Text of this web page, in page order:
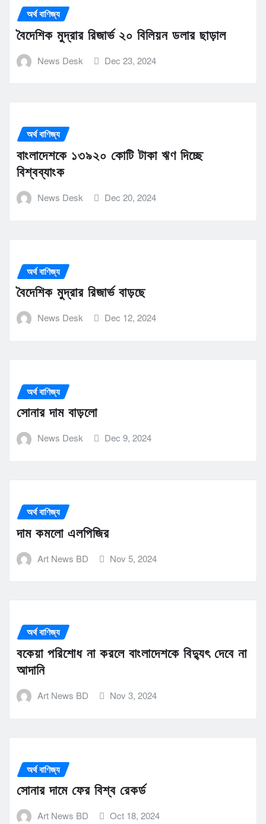
অর্থ বাণিজ্য
বৈদেশিক মুদ্রার রিজার্ভ ২০ বিলিয়ন ডলার ছাড়াল
News Desk Dec 23, 2024
অর্থ বাণিজ্য
বাংলাদেশকে ১৩৯২০ কোটি টাকা ঋণ দিচ্ছে
বিশ্বব্যাংক
News Desk Dec 20, 2024
অর্থ বাণিজ্য
বৈদেশিক মুদ্রার রিজার্ভ বাড়ছে
News Desk Dec 12, 2024
অর্থ বাণিজ্য
সোনার দাম বাড়লো
News Desk Dec 9, 2024
অর্থ বাণিজ্য
দাম কমলো এলপিজির
Art News BD Nov 5, 2024
অর্থ বাণিজ্য
বকেয়া পরিশোধ না করলে বাংলাদেশকে বিদ্যুৎ দেবে না
আদানি
Art News BD Nov 3, 2024
অর্থ বাণিজ্য
সোনার দামে ফের বিশ্ব রেকর্ড
Art News BD Oct 18, 2024